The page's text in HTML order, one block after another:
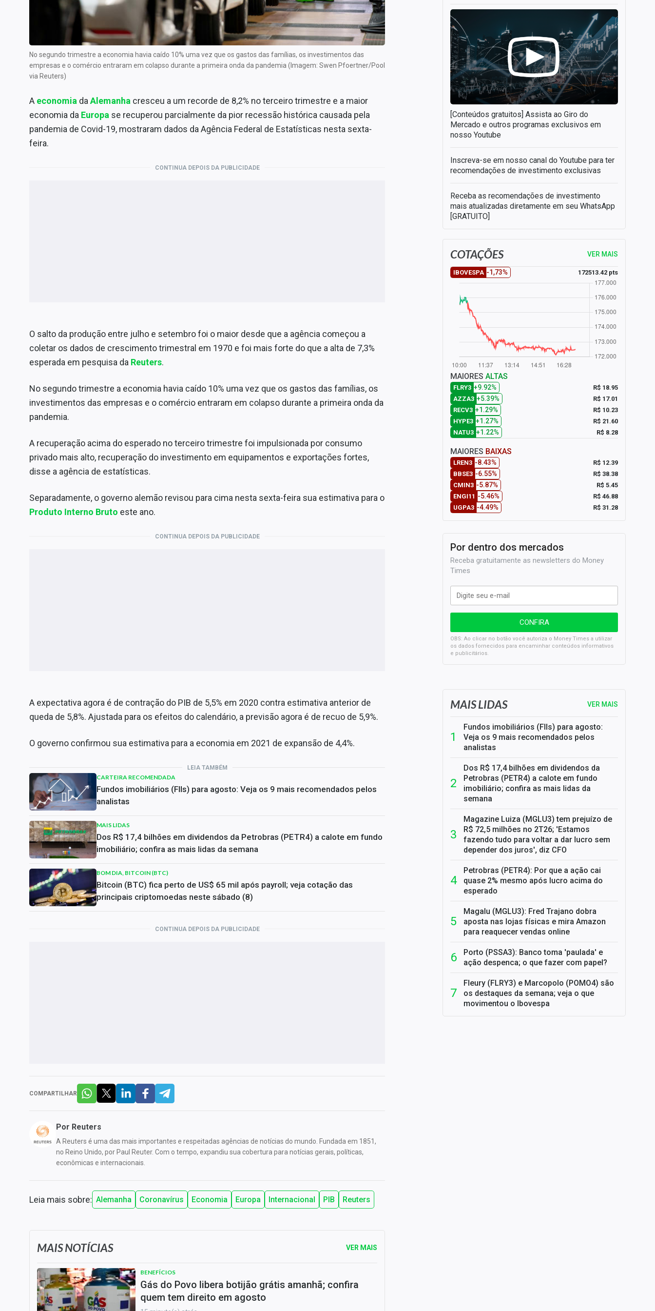
Conteúdo de Marca
Sobre
Contato
No segundo trimestre a economia havia caído 10% uma vez que os gastos das famílias, os investimentos das
empresas e o comércio entraram em colapso durante a primeira onda da pandemia (Imagem: Swen Pfoertner/Pool
via Reuters)
A economia da Alemanha cresceu a um recorde de 8,2% no terceiro trimestre e a maior
economia da Europa se recuperou parcialmente da pior recessão histórica causada pela
pandemia de Covid-19, mostraram dados da Agência Federal de Estatísticas nesta sexta-
feira.
CONTINUA DEPOIS DA PUBLICIDADE
O salto da produção entre julho e setembro foi o maior desde que a agência começou a
coletar os dados de crescimento trimestral em 1970 e foi mais forte do que a alta de 7,3%
esperada em pesquisa da Reuters.
No segundo trimestre a economia havia caído 10% uma vez que os gastos das famílias, os
investimentos das empresas e o comércio entraram em colapso durante a primeira onda da
pandemia.
A recuperação acima do esperado no terceiro trimestre foi impulsionada por consumo
privado mais alto, recuperação do investimento em equipamentos e exportações fortes,
disse a agência de estatísticas.
Separadamente, o governo alemão revisou para cima nesta sexta-feira sua estimativa para o
Produto Interno Bruto este ano.
CONTINUA DEPOIS DA PUBLICIDADE
A expectativa agora é de contração do PIB de 5,5% em 2020 contra estimativa anterior de
queda de 5,8%. Ajustada para os efeitos do calendário, a previsão agora é de recuo de 5,9%.
O governo confirmou sua estimativa para a economia em 2021 de expansão de 4,4%.
LEIA TAMBÉM
CARTEIRA RECOMENDADA
Fundos imobiliários (FIIs) para agosto: Veja os 9 mais recomendados pelos
analistas
MAIS LIDAS
Dos R$ 17,4 bilhões em dividendos da Petrobras (PETR4) a calote em fundo
imobiliário; confira as mais lidas da semana
BOM DIA, BITCOIN (BTC)
Bitcoin (BTC) fica perto de US$ 65 mil após payroll; veja cotação das
principais criptomoedas neste sábado (8)
CONTINUA DEPOIS DA PUBLICIDADE
COMPARTILHAR
Por Reuters
A Reuters é uma das mais importantes e respeitadas agências de notícias do mundo. Fundada em 1851,
no Reino Unido, por Paul Reuter. Com o tempo, expandiu sua cobertura para notícias gerais, políticas,
econômicas e internacionais.
Leia mais sobre: Alemanha Coronavírus Economia Europa Internacional PIB Reuters
[Conteúdos gratuitos] Assista ao Giro do
Mercado e outros programas exclusivos em
nosso Youtube
Inscreva-se em nosso canal do Youtube para ter
recomendações de investimento exclusivas
Receba as recomendações de investimento
mais atualizadas diretamente em seu WhatsApp
[GRATUITO]
COTAÇÕES VER MAIS
IBOVESPA -1,73% 172513.42 pts
MAIORES ALTAS
FLRY3 +9.92%
R$ 18.95
AZZA3 +5.39%
R$ 17.01
RECV3 +1.29%
R$ 10.23
HYPE3 +1.27%
R$ 21.60
NATU3 +1.22% R$ 8.28
MAIORES BAIXAS
LREN3 -8.43%
R$ 12.39
BBSE3 -6.55%
R$ 38.38
CMIN3 -5.87%
R$ 5.45
ENGI11 -5.46%
R$ 46.88
UGPA3 -4.49% R$ 31.28
Por dentro dos mercados
Receba gratuitamente as newsletters do Money
Times
OBS: Ao clicar no botão você autoriza o Money Times a utilizar
os dados fornecidos para encaminhar conteúdos informativos
e publicitários.
SELIC em 14%: A repercussão da decisão sobre os JUROS
MAIS LIDAS VER MAIS
Fundos imobiliários (FIIs) para agosto:
Veja os 9 mais recomendados pelos
analistas
Dos R$ 17,4 bilhões em dividendos da
Petrobras (PETR4) a calote em fundo
imobiliário; confira as mais lidas da
semana
Magazine Luiza (MGLU3) tem prejuízo de
R$ 72,5 milhões no 2T26; 'Estamos
fazendo tudo para voltar a dar lucro sem
depender dos juros', diz CFO
Petrobras (PETR4): Por que a ação cai
quase 2% mesmo após lucro acima do
esperado
Magalu (MGLU3): Fred Trajano dobra
aposta nas lojas físicas e mira Amazon
para reaquecer vendas online
Porto (PSSA3): Banco toma 'paulada' e
ação despenca; o que fazer com papel?
Fleury (FLRY3) e Marcopolo (POMO4) são
os destaques da semana; veja o que
movimentou o Ibovespa
MAIS NOTÍCIAS VER MAIS
BENEFÍCIOS
Gás do Povo libera botijão grátis amanhã; confira
quem tem direito em agosto